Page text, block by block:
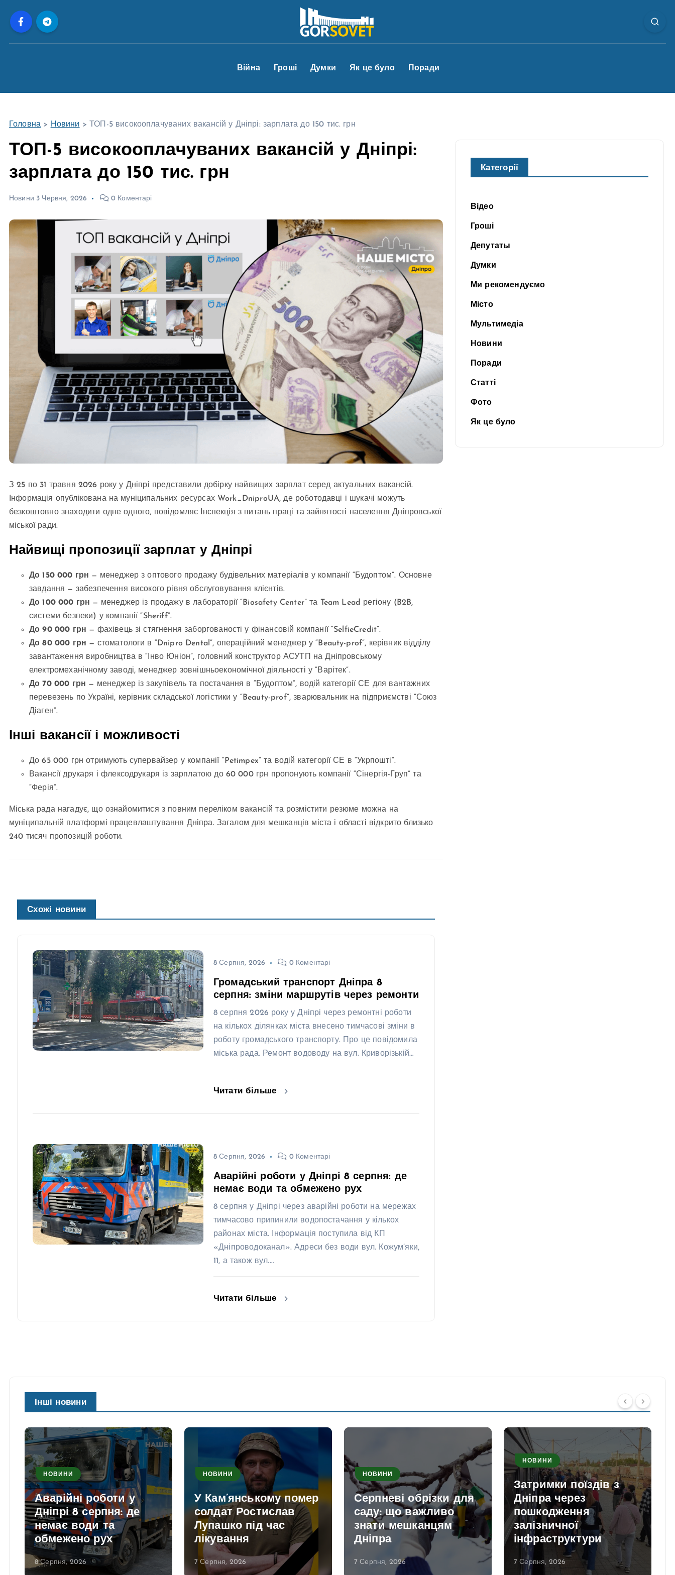
Війна Гроші Думки Як це було Поради
Головна > Новини > ТОП-5 високооплачуваних вакансій у Дніпрі: зарплата до 150 тис. грн
ТОП-5 високооплачуваних вакансій у Дніпрі:
зарплата до 150 тис. грн
Новини 3 Червня, 2026 0 Коментарі
З 25 по 31 травня 2026 року у Дніпрі представили добірку найвищих зарплат серед актуальних вакансій.
Інформація опублікована на муніципальних ресурсах Work_DniproUA, де роботодавці і шукачі можуть
безкоштовно знаходити одне одного, повідомляє Інспекція з питань праці та зайнятості населення Дніпровської
міської ради.
Найвищі пропозиції зарплат у Дніпрі
До 150 000 грн — менеджер з оптового продажу будівельних матеріалів у компанії “Будоптом”. Основне
завдання — забезпечення високого рівня обслуговування клієнтів.
До 100 000 грн — менеджер із продажу в лабораторії “Biosafety Center” та Team Lead регіону (B2B,
системи безпеки) у компанії “Sheriff”.
До 90 000 грн — фахівець зі стягнення заборгованості у фінансовій компанії “SelfieCredit”.
До 80 000 грн — стоматологи в “Dnipro Dental”, операційний менеджер у “Beauty-prof”, керівник відділу
завантаження виробництва в “Інво Юніон”, головний конструктор АСУТП на Дніпровському
електромеханічному заводі, менеджер зовнішньоекономічної діяльності у “Варітек”.
До 70 000 грн — менеджер із закупівель та постачання в “Будоптом”, водій категорії СЕ для вантажних
перевезень по Україні, керівник складської логістики у “Beauty-prof”, зварювальник на підприємстві “Союз
Діаген”.
Інші вакансії і можливості
До 65 000 грн отримують супервайзер у компанії “Petimpex” та водій категорії СЕ в “Укрпошті”.
Вакансії друкаря і флексодрукаря із зарплатою до 60 000 грн пропонують компанії “Сінергія-Груп” та
“Ферія”.
Міська рада нагадує, що ознайомитися з повним переліком вакансій та розмістити резюме можна на
муніципальній платформі працевлаштування Дніпра. Загалом для мешканців міста і області відкрито близько
240 тисяч пропозицій роботи.
Схожі новини
8 Серпня, 2026 0 Коментарі
Громадський транспорт Дніпра 8
серпня: зміни маршрутів через ремонти
8 серпня 2026 року у Дніпрі через ремонтні роботи
на кількох ділянках міста внесено тимчасові зміни в
роботу громадського транспорту. Про це повідомила
міська рада. Ремонт водоводу на вул. Криворізькій…
Читати більше
8 Серпня, 2026 0 Коментарі
Аварійні роботи у Дніпрі 8 серпня: де
немає води та обмежено рух
8 серпня у Дніпрі через аварійні роботи на мережах
тимчасово припинили водопостачання у кількох
районах міста. Інформація поступила від КП
«Дніпроводоканал». Адреси без води вул. Кожум’яки,
11, а також вул.…
Читати більше
Категорії
Відео
Гроші
Депутаты
Думки
Ми рекомендуємо
Місто
Мультимедіа
Новини
Поради
Статті
Фото
Як це було
Інші новини
НОВИНИ
Аварійні роботи у
Дніпрі 8 серпня: де
немає води та
обмежено рух
8 Серпня, 2026
НОВИНИ
У Кам’янському помер
солдат Ростислав
Лупашко під час
лікування
7 Серпня, 2026
НОВИНИ
Серпневі обрізки для
саду: що важливо
знати мешканцям
Дніпра
7 Серпня, 2026
НОВИНИ
Затримки поїздів з
Дніпра через
пошкодження
залізничної
інфраструктури
7 Серпня, 2026